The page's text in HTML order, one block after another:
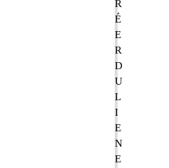
R
É
E
R
D
U
L
I
E
N
E